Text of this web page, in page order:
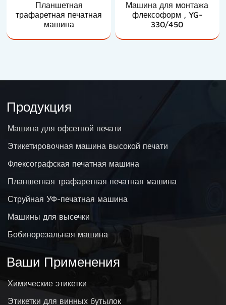
Планшетная
трафаретная печатная
машина
Машина для монтажа
флексоформ , YG-
330/450
Продукция
Машина для офсетной печати
Этикетировочная машина высокой печати
Флексографская печатная машина
Планшетная трафаретная печатная машина
Струйная УФ-печатная машина
Машины для высечки
Бобинорезальная машина
Ваши Применения
Химические этикетки
Этикетки для винных бутылок